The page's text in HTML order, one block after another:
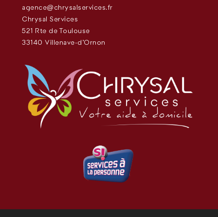
agence@chrysalservices.fr
Chrysal Services
521 Rte de Toulouse
33140 Villenave-d'Ornon